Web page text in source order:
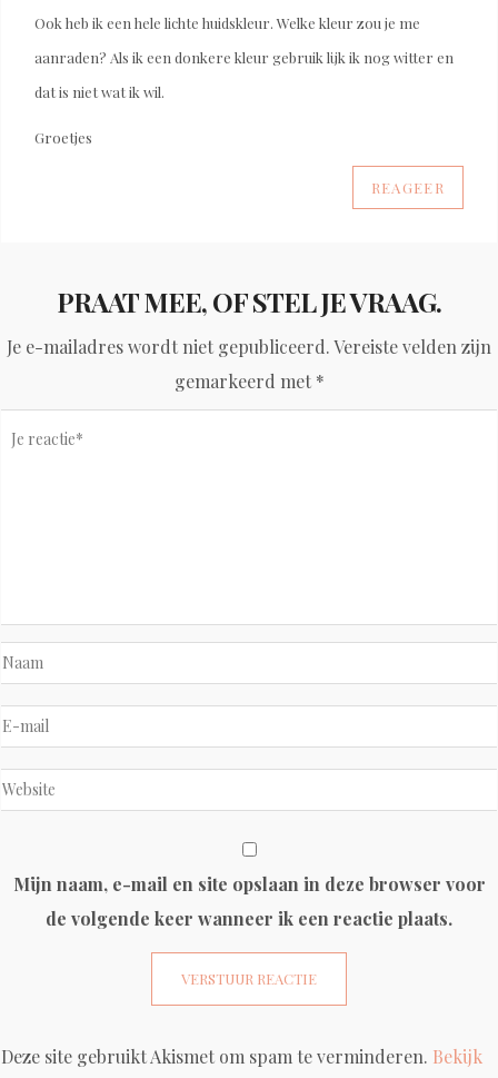
Ook heb ik een hele lichte huidskleur. Welke kleur zou je me
aanraden? Als ik een donkere kleur gebruik lijk ik nog witter en
dat is niet wat ik wil.
Groetjes
REAGEER
PRAAT MEE, OF STEL JE VRAAG.
Je e-mailadres wordt niet gepubliceerd.Vereiste velden zijn
gemarkeerd met *
Mijn naam, e-mail en site opslaan in deze browser voor
de volgende keer wanneer ik een reactie plaats.
Deze site gebruikt Akismet om spam te verminderen. Bekijk